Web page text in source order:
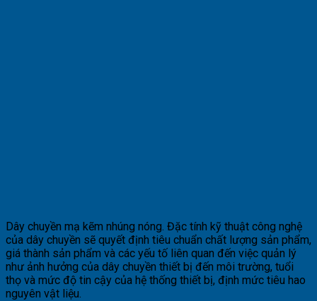
Dây chuyền mạ kẽm nhúng nóng. Đặc tính kỹ thuật công nghệ
của dây chuyền sẽ quyết định tiêu chuẩn chất lượng sản phẩm,
giá thành sản phẩm và các yếu tố liên quan đến việc quản lý
như ảnh hưởng của dây chuyền thiết bị đến môi trường, tuổi
thọ và mức độ tin cậy của hệ thống thiết bị, định mức tiêu hao
nguyên vật liệu.